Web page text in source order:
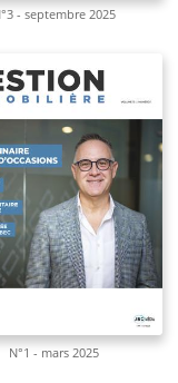
- septembre 2025
N°1 - mars 2025